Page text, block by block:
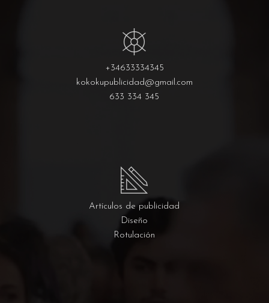
+34633334345
kokokupublicidad@gmail.com
633 334 345
Artículos de publicidad
Diseño
Rotulación